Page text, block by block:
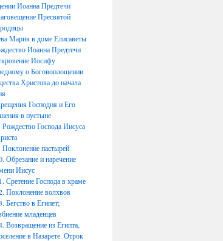
Иоанна Предтечи
Пресвятой
Мария в доме Елисаветы
Иоанна Предтечи
Иосифу
о Боговоплощении
Христова до начала
Господня и Его
в пустыне
Рождество Господа Иисуса
Поклонение пастырей
Обрезание и наречение
Иисус
Сретение Господа в храме
Поклонение волхвов
Бегство в Египет;
младенцев
Возвращение из Египта,
в Назарете. Отрок